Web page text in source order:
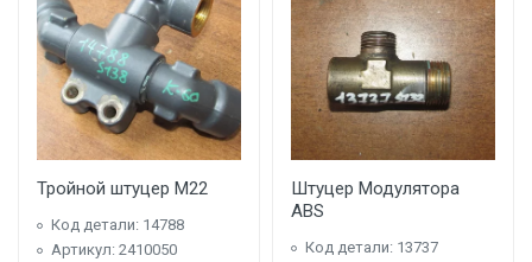
Тройной штуцер M22
Код детали: 14788
Артикул: 2410050
Штуцер Модулятора
ABS
Код детали: 13737